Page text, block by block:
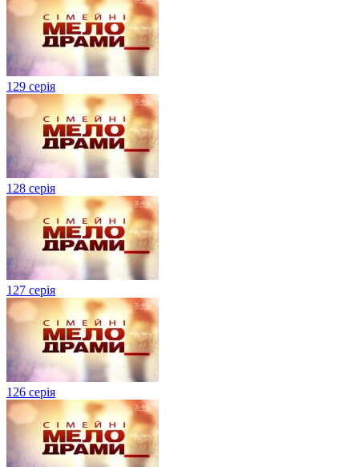
129 серія
128 серія
127 серія
126 серія